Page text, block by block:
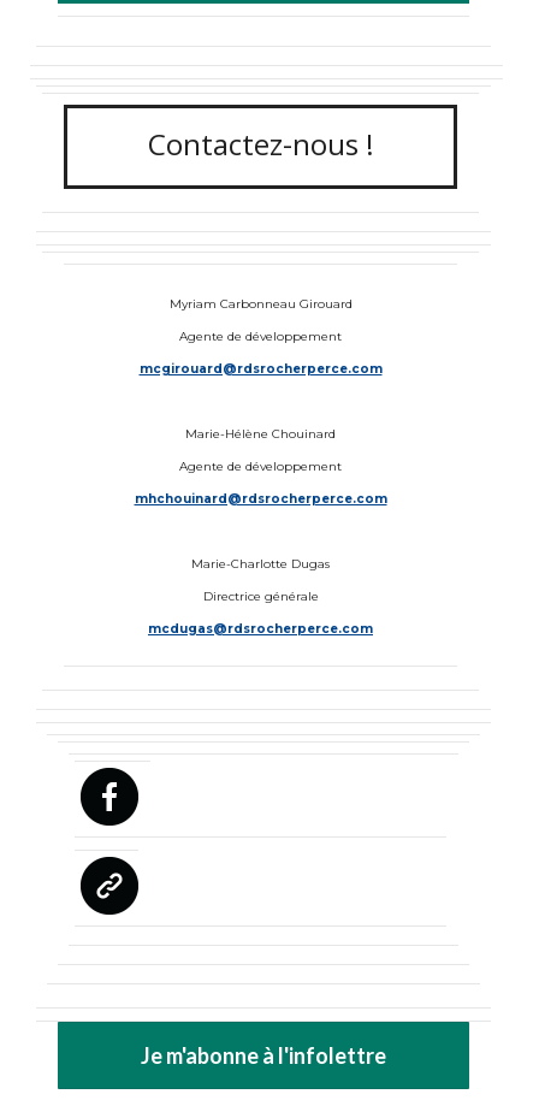
Contactez-nous !
Myriam Carbonneau Girouard
Agente de développement
mcgirouard@rdsrocherperce.com
Marie-Hélène Chouinard
Agente de développement
mhchouinard@rdsrocherperce.com
Marie-Charlotte Dugas
Directrice générale
mcdugas@rdsrocherperce.com
Je m'abonne à l'infolettre